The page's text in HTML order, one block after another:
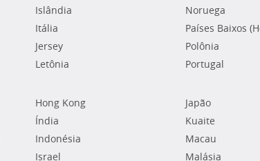
Islândia
Itália
Jersey
Letônia
Noruega
Países Baixos
Polônia
Portugal
Hong Kong
Índia
Indonésia
Israel
Japão
Kuaite
Macau
Malásia